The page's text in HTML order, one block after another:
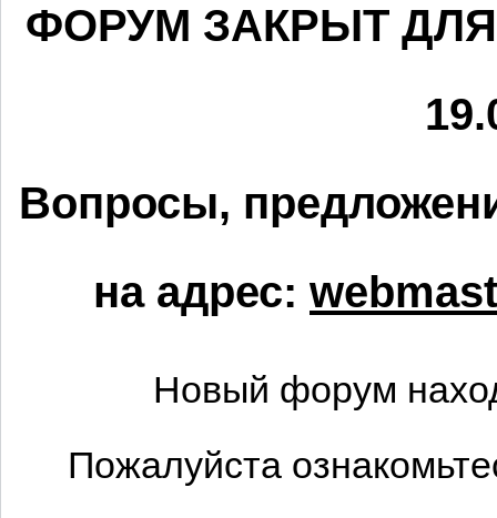
ФОРУМ ЗАКРЫТ
Вопросы,
на адрес:
Новый форум
Пожалуйста